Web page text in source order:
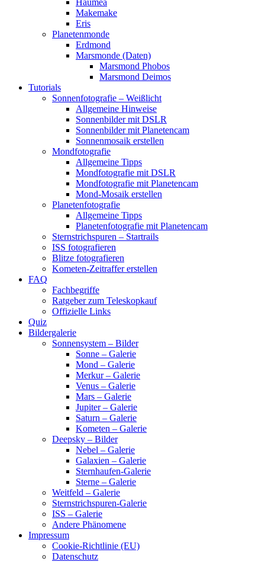
Makemake
Eris
Planetenmonde
Erdmond
Marsmonde (Daten)
Marsmond Phobos
Marsmond Deimos
Tutorials
Sonnenfotografie – Weißlicht
Allgemeine Hinweise
Sonnenbilder mit DSLR
Sonnenbilder mit Planetencam
Sonnenmosaik erstellen
Mondfotografie
Allgemeine Tipps
Mondfotografie mit DSLR
Mondfotografie mit Planetencam
Mond-Mosaik erstellen
Planetenfotografie
Allgemeine Tipps
Planetenfotografie mit Planetencam
Sternstrichspuren – Startrails
ISS fotografieren
Blitze fotografieren
Kometen-Zeitraffer erstellen
FAQ
Fachbegriffe
Ratgeber zum Teleskopkauf
Offizielle Links
Quiz
Bildergalerie
Sonnensystem – Bilder
Sonne – Galerie
Mond – Galerie
Merkur – Galerie
Venus – Galerie
Mars – Galerie
Jupiter – Galerie
Saturn – Galerie
Kometen – Galerie
Deepsky – Bilder
Nebel – Galerie
Galaxien – Galerie
Sternhaufen-Galerie
Sterne – Galerie
Weitfeld – Galerie
Sternstrichspuren-Galerie
ISS – Galerie
Andere Phänomene
Impressum
Cookie-Richtlinie (EU)
Datenschutz